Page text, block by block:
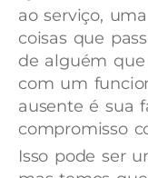
ao serviço,
coisas que
de alguém
com um
ausente é sua
compromisso
Isso pode ser